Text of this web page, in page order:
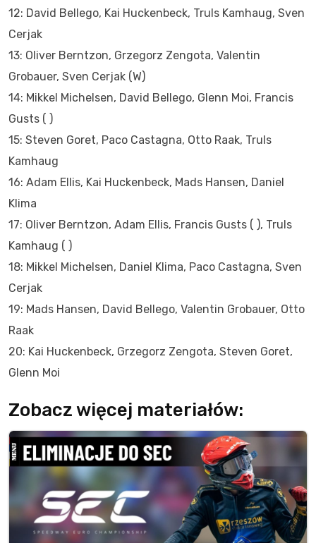
12: David Bellego, Kai Huckenbeck, Truls Kamhaug, Sven
Cerjak
13: Oliver Berntzon, Grzegorz Zengota, Valentin
Grobauer, Sven Cerjak (W)
14: Mikkel Michelsen, David Bellego, Glenn Moi, Francis
Gusts ( )
15: Steven Goret, Paco Castagna, Otto Raak, Truls
Kamhaug
16: Adam Ellis, Kai Huckenbeck, Mads Hansen, Daniel
Klima
17: Oliver Berntzon, Adam Ellis, Francis Gusts ( ), Truls
Kamhaug ( )
18: Mikkel Michelsen, Daniel Klima, Paco Castagna, Sven
Cerjak
19: Mads Hansen, David Bellego, Valentin Grobauer, Otto
Raak
20: Kai Huckenbeck, Grzegorz Zengota, Steven Goret,
Glenn Moi
Zobacz więcej materiałów: